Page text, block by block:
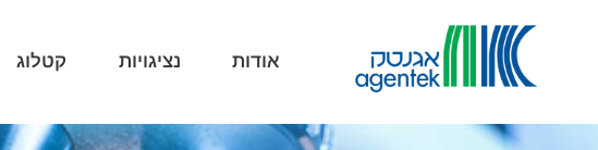
אודות נציגויות קטלוג